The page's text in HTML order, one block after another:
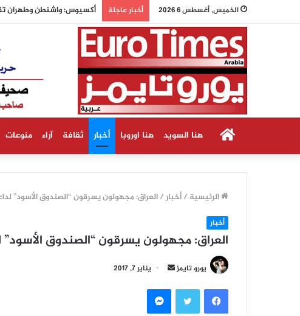
الخميس, أغسطس 6 2026 أخبار عاجلة أكسيوس: واشنطن وطهران
الرئيسية
هنا السويد هنا اوروبا أخبار ثقافة آراء منوعات
الرئيسية /أخبار/العراق: مجهولون يسرقون “الصندوق الأسود”
أخبار
العراق: مجهولون يسرقون “الصندوق
يورو تايمز
س
يناير 7, 2017
فيسبوك